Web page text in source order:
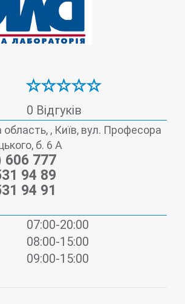
0 Відгуків
область, , Київ, вул. Професора
б. 6 А
606 777
94 89
94 91
07:00-20:00
08:00-15:00
09:00-15:00